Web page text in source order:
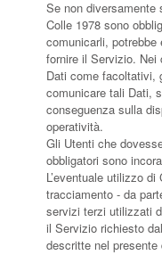
Se non
Colle 1978 sono
comunicarli,
fornire il Servizio.
Dati come facoltativi,
comunicare tali Dati,
conseguenza sulla
operatività.
Gli Utenti che
obbligatori sono
L’eventuale utilizzo
tracciamento - da
servizi terzi utilizzati
il Servizio richiesto
descritte nel